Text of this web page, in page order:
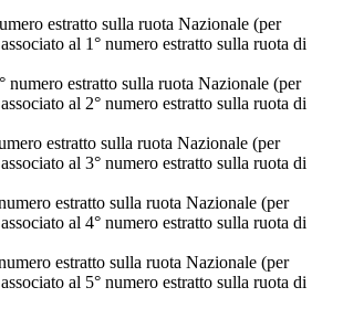
estratto sulla ruota Nazionale (per
al 1° numero estratto sulla ruota di
numero estratto sulla ruota Nazionale (per
al 2° numero estratto sulla ruota di
estratto sulla ruota Nazionale (per
al 3° numero estratto sulla ruota di
estratto sulla ruota Nazionale (per
al 4° numero estratto sulla ruota di
estratto sulla ruota Nazionale (per
al 5° numero estratto sulla ruota di